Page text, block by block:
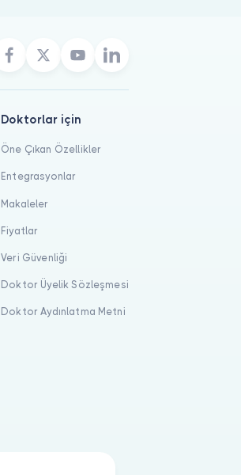
Doktorlar için
Öne Çıkan Özellikler
Entegrasyonlar
Makaleler
Fiyatlar
Veri Güvenliği
Doktor Üyelik Sözleşmesi
Doktor Aydınlatma Metni